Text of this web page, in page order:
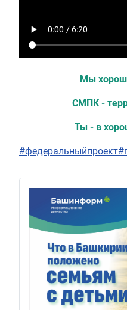
Мы
СМПК -
Ты - в
#федеральныйпроект